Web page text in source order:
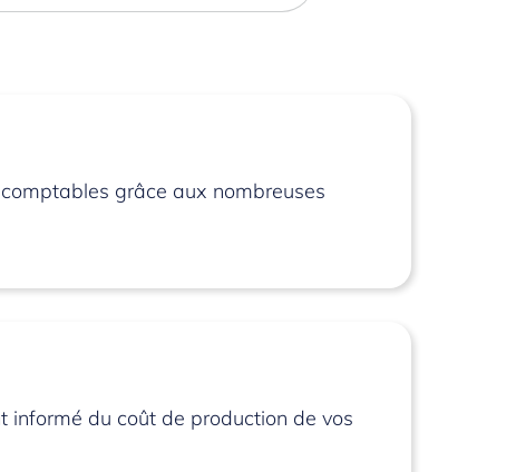
grâce aux nombreuses
informé du coût de production de vos